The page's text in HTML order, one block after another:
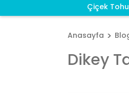
Çiçek
Anasayfa
Dikey